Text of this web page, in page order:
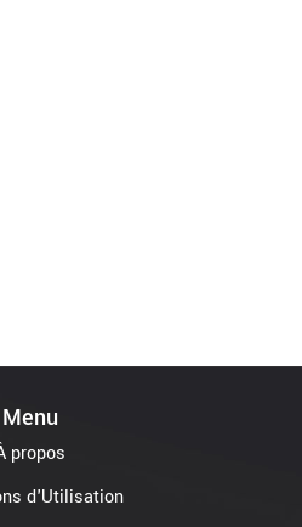
Menu
propos
d'Utilisation